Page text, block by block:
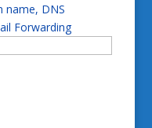
name, DNS
Forwarding